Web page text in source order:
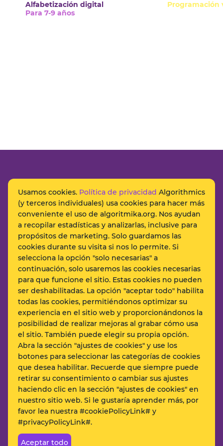
Alfabetización digital
Para 7-9 años
Programación
Políticas
Si tiene alguna pregunta o sugerencia,
escríbanos al
sansebastian@algorithmicschool.com
o llame al
+34 (747) 491-456
© 2017-2026 Algorithmics
Política de protección de datos personales
Designed by Motka
Usamos cookies. Política de privacidad Algorithmics
(y terceros individuales) usa cookies para hacer más
conveniente el uso de algoritmika.org. Nos ayudan
a recopilar estadísticas y analizarlas, inclusive para
propósitos de marketing. Solo guardamos las
cookies durante su visita si nos lo permite. Si
selecciona la opción "solo necesarias" a
continuación, solo usaremos las cookies necesarias
para que funcione el sitio. Estas cookies no pueden
ser deshabilitadas. La opción "aceptar todo" habilita
todas las cookies, permitiéndonos optimizar su
experiencia en el sitio web y proporcionándonos la
posibilidad de realizar mejoras al grabar cómo usa
el sitio. También puede elegir su propia opción.
Abra la sección "ajustes de cookies" y use los
botones para seleccionar las categorías de cookies
que desea habilitar. Recuerde que siempre puede
retirar su consentimiento o cambiar sus ajustes
haciendo clic en la sección "ajustes de cookies" en
nuestro sitio web. Si le gustaría aprender más, por
favor lea nuestra #cookiePolicyLink# y
#privacyPolicyLink#.
Aceptar todo